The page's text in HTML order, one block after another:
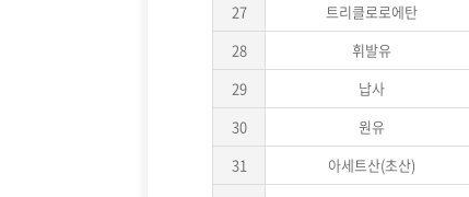
27
트리클로로에탄
28
휘발유
29
납사
30
원유
31
아세트산(초산)